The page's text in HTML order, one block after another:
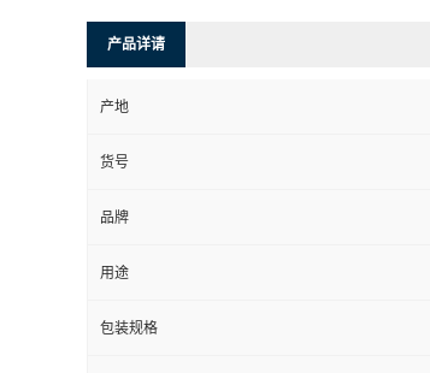
产品详请
产地
货号
品牌
用途
包装规格